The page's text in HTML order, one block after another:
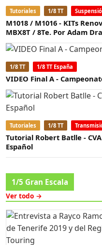
Tutoriales 1/8 TT
M1018 / M1016 - KITs
MBX8T / 8Te. Por Adam
1/8 TT 1/8 TT España
VIDEO Final A -
Tutoriales 1/8 TT
Tutorial Robert Batlle -
Español
1/5 Gran Escala
Ver todo →